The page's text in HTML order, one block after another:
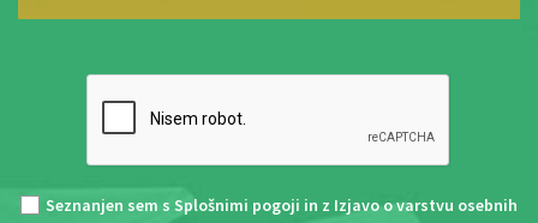
Seznanjen sem s Splošnimi pogoji in z Izjavo o varstvu osebnih